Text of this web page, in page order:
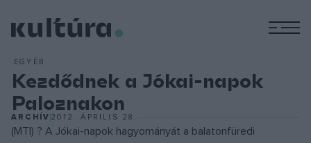
EGYÉB
Kezdődnek a Jókai-napok
Paloznakon
ARCHÍV2012. ÁPRILIS 28.
(MTI) ? A Jókai-napok hagyományát a balatonfüredi